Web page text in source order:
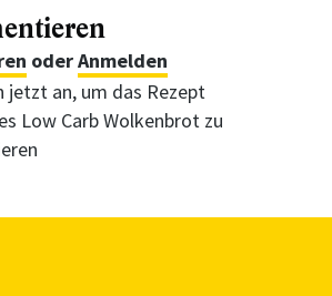
oderAnmelden
jetzt an, um das Rezept
Low Carb Wolkenbrot zu